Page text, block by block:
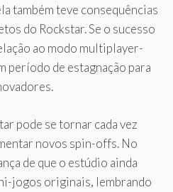
também teve consequências
do Rockstar. Se o sucesso
ao modo multiplayer-
período de estagnação para
pode se tornar cada vez
novos spin-offs. No
de que o estúdio ainda
jogos originais, lembrando